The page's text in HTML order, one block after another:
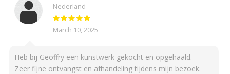
Nederland
March 10, 2025
Heb bij Geoffry een kunstwerk gekocht en opgehaald.
Zeer fijne ontvangst en afhandeling tijdens mijn bezoek.